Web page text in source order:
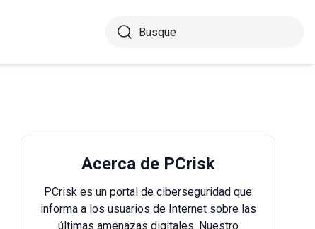
Acerca de PCrisk
PCrisk es un portal de ciberseguridad que
informa a los usuarios de Internet sobre las
últimas amenazas digitales. Nuestro